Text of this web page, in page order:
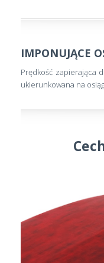
IMPONUJĄCE
Prędkość zapierająca
ukierunkowana na